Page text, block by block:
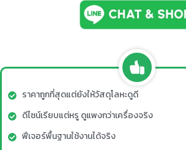
ราคาถูกที่สุดแต่ยังให้วัสดุโลหะดูดี
ดีไซน์เรียบแต่หรู ดูแพงกว่าเครื่องจริง
ฟีเจอร์พื้นฐานใช้งานได้จริง